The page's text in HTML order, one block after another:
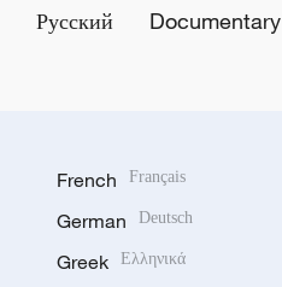
Русский Documentary
French Français
German Deutsch
Greek Ελληνικά